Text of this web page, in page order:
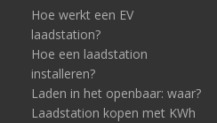
Hoe werkt een EV
laadstation?
Hoe een laadstation
installeren?
Laden in het openbaar: waar?
Laadstation kopen met KWh